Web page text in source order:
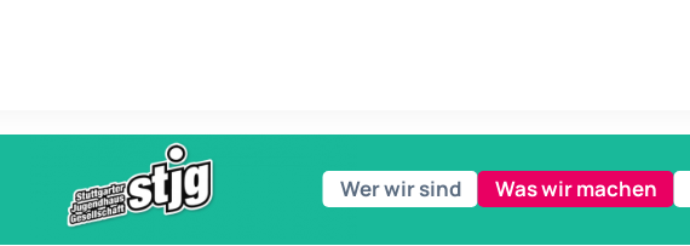
Wer wir sind Was wir machen